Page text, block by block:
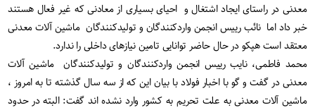
معدنی در راستای ایجاد اشتغال و احیای بسیاری از معادنی که غیر فعال هستند
خبر داد اما نائب رییس انجمن واردکنندگان و تولیدکنندگان ماشین آلات معدنی
معتقد است هپکو در حال حاضر توانایی تامین نیازهای داخلی را ندارد.
محمد فاطمی، نایب رییس انجمن واردکنندگان و تولیدکنندگان ماشین آلات
معدنی در گفت و گو با اخبار فولاد با بیان این که از سه سال گذشته تا به امروز ،
ماشین آلات معدنی به علت تحریم به کشور وارد نشده اند گفت: البته در حدود